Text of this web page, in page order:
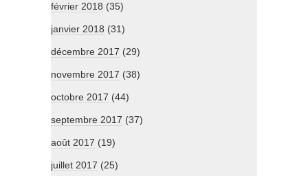
février 2018 (35)
janvier 2018 (31)
décembre 2017 (29)
novembre 2017 (38)
octobre 2017 (44)
septembre 2017 (37)
août 2017 (19)
juillet 2017 (25)